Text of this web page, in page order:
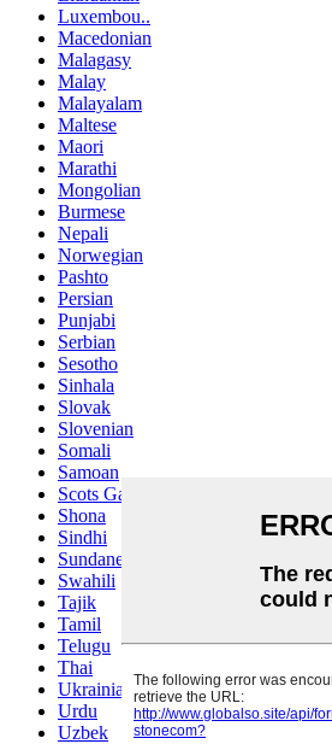
Luxembou..
Macedonian
Malagasy
Malay
Malayalam
Maltese
Maori
Marathi
Mongolian
Burmese
Nepali
Norwegian
Pashto
Persian
Punjabi
Serbian
Sesotho
Sinhala
Slovak
Slovenian
Somali
Samoan
Scots Gaelic
Shona
Sindhi
Sundanese
Swahili
Tajik
Tamil
Telugu
Thai
Ukrainian
Urdu
Uzbek